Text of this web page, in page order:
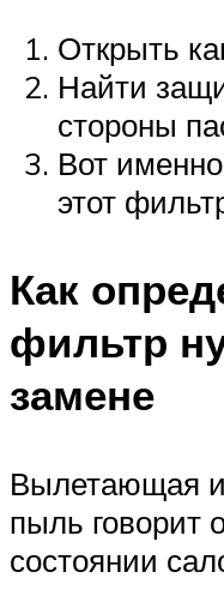
Открыть
Найти
стороны
Вот
этот
Как
фильтр
замене
Вылетающая
пыль говорит
состоянии